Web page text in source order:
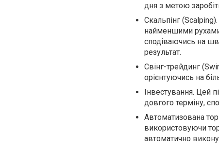
дня з метою
Скальпінг
найменшими рухами
сподіваючись на
результат.
Свінг-трейдинг
орієнтуючись на
Інвестування. Цей
довгого терміну,
Автоматизована
використовуючи
автоматично